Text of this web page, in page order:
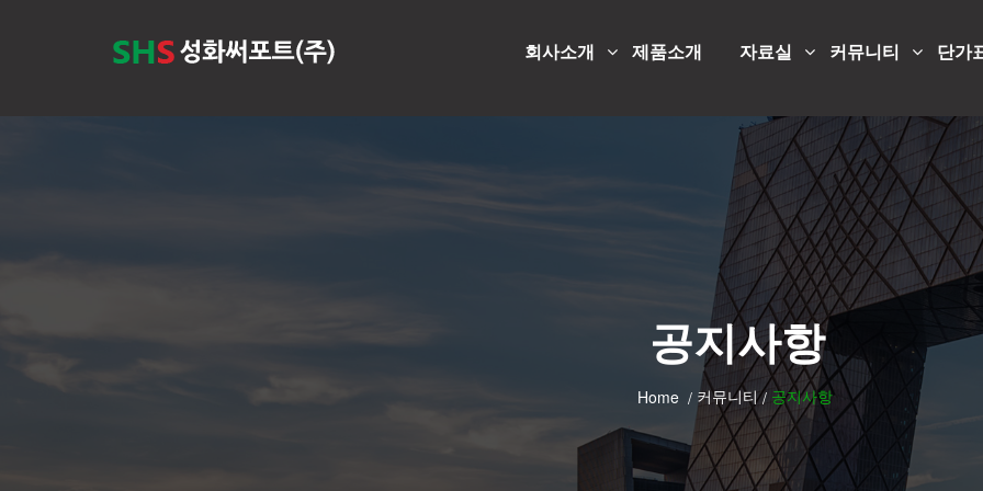
회사소개 제품소개 자료실 커뮤니티 단가
공지사항
Home 커뮤니티 공지사항